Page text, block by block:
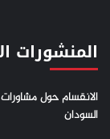
المنشورات
الانقسام حول
السودان